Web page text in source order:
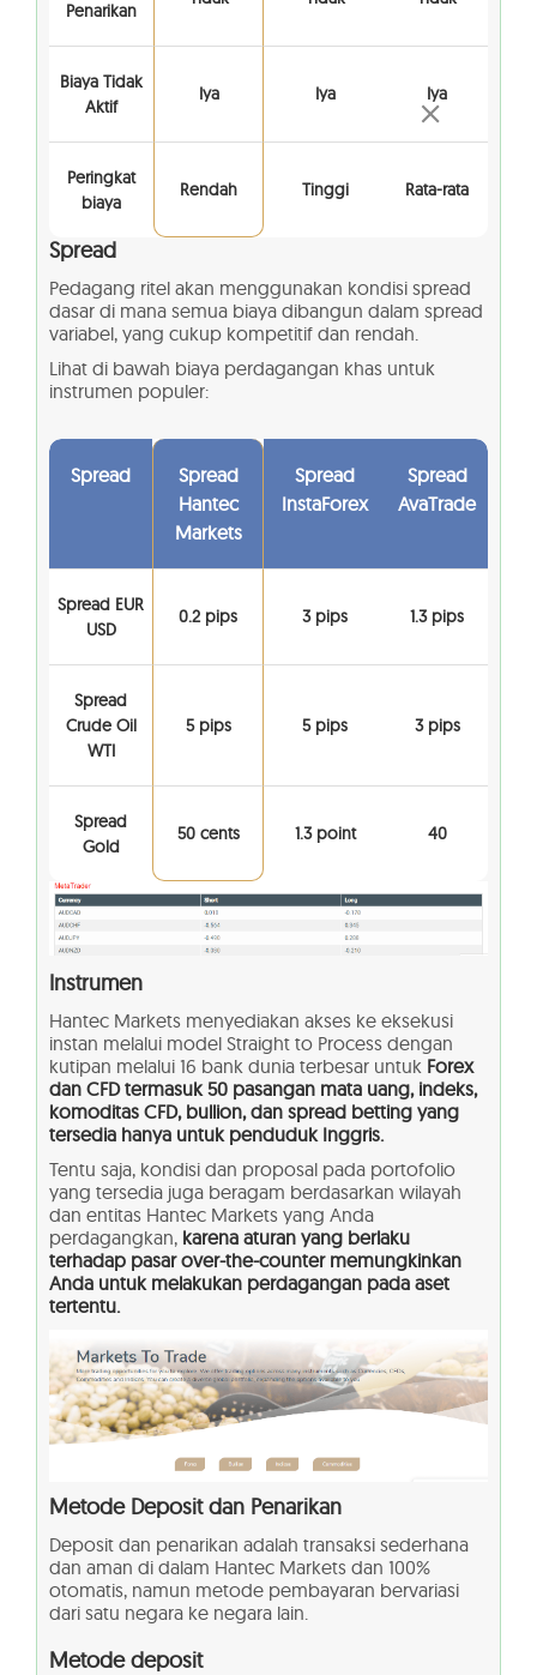
Penarikan
Biaya Tidak
Aktif
Iya Iya Iya
Peringkat
biaya
Rendah Tinggi Rata-rata
Spread
Pedagang ritel akan menggunakan kondisi spread
dasar di mana semua biaya dibangun dalam spread
variabel, yang cukup kompetitif dan rendah.
Lihat di bawah biaya perdagangan khas untuk
instrumen populer:
Spread
Spread
Hantec
Markets
Spread
InstaForex
Spread
AvaTrade
Spread EUR
USD
0.2 pips 3 pips 1.3 pips
Spread
Crude Oil
WTI
5 pips 5 pips 3 pips
Spread
Gold
50 cents 1.3 point 40
Instrumen
Hantec Markets menyediakan akses ke eksekusi
instan melalui model Straight to Process dengan
kutipan melalui 16 bank dunia terbesar untuk Forex
dan CFD termasuk 50 pasangan mata uang, indeks,
komoditas CFD, bullion, dan spread betting yang
tersedia hanya untuk penduduk Inggris.
Tentu saja, kondisi dan proposal pada portofolio
yang tersedia juga beragam berdasarkan wilayah
dan entitas Hantec Markets yang Anda
perdagangkan, karena aturan yang berlaku
terhadap pasar over-the-counter memungkinkan
Anda untuk melakukan perdagangan pada aset
tertentu.
Metode Deposit dan Penarikan
Deposit dan penarikan adalah transaksi sederhana
dan aman di dalam Hantec Markets dan 100%
otomatis, namun metode pembayaran bervariasi
dari satu negara ke negara lain.
Metode deposit